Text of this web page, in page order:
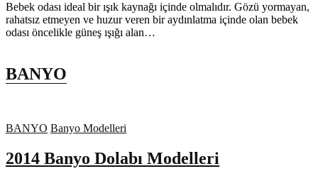
Bebek odası ideal bir ışık kaynağı içinde olmalıdır. Gözü yormayan,
rahatsız etmeyen ve huzur veren bir aydınlatma içinde olan bebek
odası öncelikle güneş ışığı alan…
BANYO
BANYO Banyo Modelleri
2014 Banyo Dolabı Modelleri